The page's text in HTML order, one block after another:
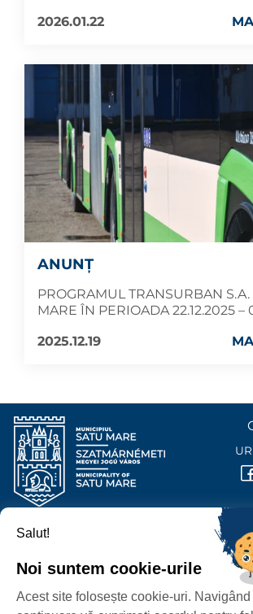
2026.01.22
ANUNȚ
PROGRAMUL TRANSURBAN S.A.
MARE ÎN PERIOADA 22.12.2025 –
2025.12.19
PROTECȚIA DATELOR
PRIMĂRIA MUNICIPIULUI
P-ȚA 25 OCTOMBRIE, NR. 1 CORP M,
Salut!
Noi suntem cookie-urile
Acest site folosește cookie-uri. Navigând